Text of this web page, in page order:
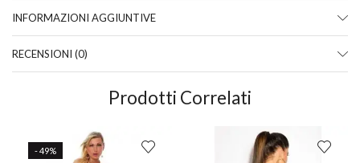
INFORMAZIONI AGGIUNTIVE
RECENSIONI (0)
Prodotti Correlati
- 49%